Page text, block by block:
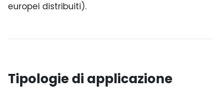
europei distribuiti).
Tipologie di applicazione